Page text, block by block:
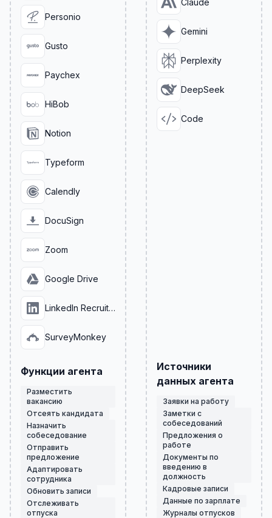
Personio
Gusto
Paychex
HiBob
Notion
Typeform
Calendly
DocuSign
Zoom
Google Drive
LinkedIn Recruiter
SurveyMonkey
Функции агента
Разместить
вакансию
Отсеять кандидата
Назначить
собеседование
Отправить
предложение
Адаптировать
сотрудника
Обновить записи
Отслеживать
отпуска
Claude
Gemini
Perplexity
DeepSeek
Code
Источники
данных агента
Заявки на работу
Заметки с
собеседований
Предложения о
работе
Документы по
введению в
должность
Кадровые записи
Данные по зарплате
Журналы отпусков